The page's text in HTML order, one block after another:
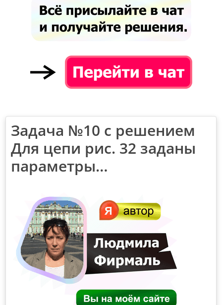
Задача №10 с решением
Для цепи рис. 32 заданы
параметры…